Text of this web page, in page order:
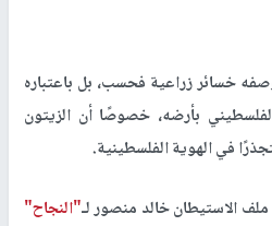
خسائر زراعية فحسب، بل باعتباره
بأرضه، خصوصًا أن الزيتون
في الهوية الفلسطينية.
الاستيطان خالد منصور لـ"النجاح"